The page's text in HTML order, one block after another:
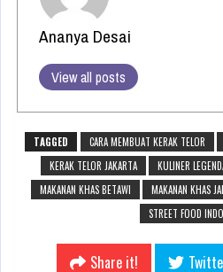
Ananya Desai
View all posts
TAGGED CARA MEMBUAT KERAK TELOR
KERAK TELOR JAKARTA
KULINER
MAKANAN KHAS BETAWI
MAKANAN KHAS
STREET FOOD
Share it!